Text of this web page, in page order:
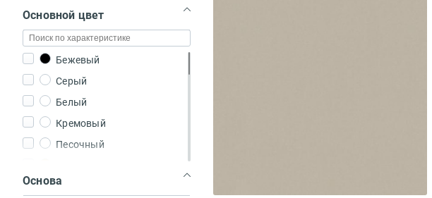
Основной цвет
Бежевый
Серый
Белый
Кремовый
Песочный
Светло-коричневый
Основа